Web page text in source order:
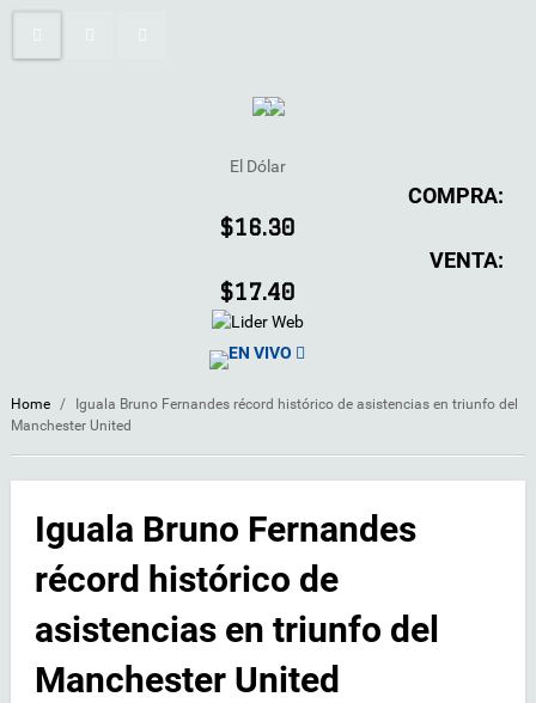
El Dólar
COMPRA:
$16.30
VENTA:
$17.40
EN VIVO
Home /
Iguala Bruno Fernandes récord histórico de asistencias en triunfo del
Manchester United
Iguala Bruno Fernandes
récord histórico de
asistencias en triunfo del
Manchester United